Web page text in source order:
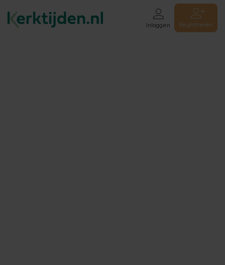
Inloggen Registreren